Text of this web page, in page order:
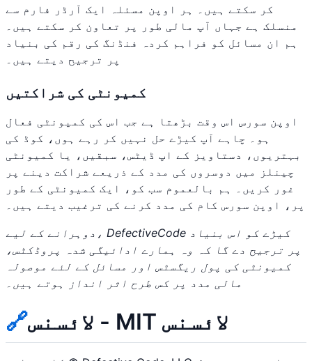
کر سکتے ہیں۔ ہر اوپن مسئلہ ایک آرڈر فارم سے
منسلک ہے جہاں آپ مالی طور پر تعاون کر سکتے ہیں۔
ہم ان مسائل کو فراہم کردہ فنڈنگ کی رقم کی بنیاد
پر ترجیح دیتے ہیں۔
کمیونٹی کی شراکتیں
اوپن سورس اس وقت بڑھتا ہے جب اس کی کمیونٹی فعال
ہو۔ چاہے آپ کیڑے حل نہیں کر رہے ہوں، کوڈ کی
بہتریوں، دستاویز کے اپ ڈیٹس، سبقیں، یا کمیونٹی
چینلز میں دوسروں کی مدد کے ذریعے شراکت دینے پر
غور کریں۔ ہم بالعموم سب کو، ایک کمیونٹی کے طور
پر، اوپن سورس کام کی مدد کرنے کی ترغیب دیتے ہیں۔
دوہرانے کے لیے، DefectiveCode کیڑے کو اس بنیاد
پر ترجیح دے گا کہ وہ ہمارے ادائیگی شدہ پروڈکٹس،
کمیونٹی کی پول ریگسٹس اور مسائل کے لئے موصولہ
مالی مدد پر کس طرح اثر انداز ہوتے ہیں۔
🔗 لائسنس - MIT لائسنس